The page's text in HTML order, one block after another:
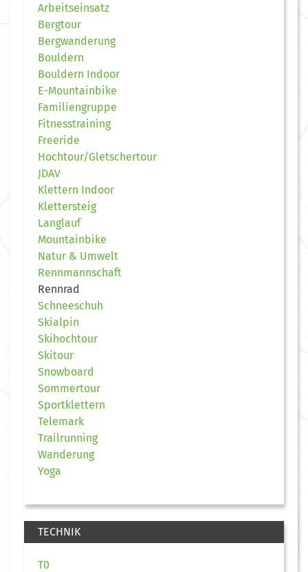
Arbeitseinsatz
Bergtour
Bergwanderung
Bouldern
Bouldern Indoor
E-Mountainbike
Familiengruppe
Fitnesstraining
Freeride
Hochtour/Gletschertour
JDAV
Klettern Indoor
Klettersteig
Langlauf
Mountainbike
Natur & Umwelt
Rennmannschaft
Rennrad
Schneeschuh
Skialpin
Skihochtour
Skitour
Snowboard
Sommertour
Sportklettern
Telemark
Trailrunning
Wanderung
Yoga
TECHNIK
T0